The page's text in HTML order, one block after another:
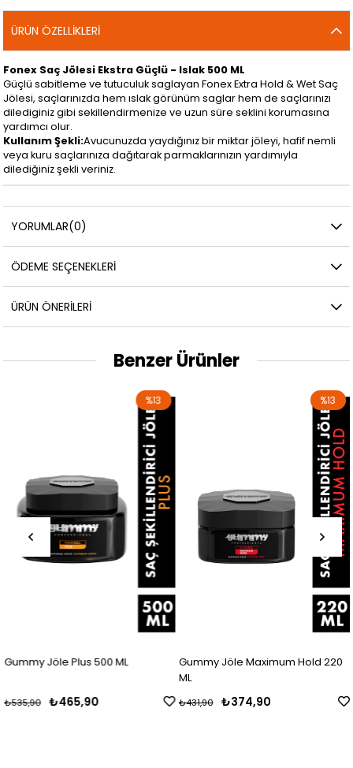
ÜRÜN ÖZELLIKLERI
Fonex Saç Jölesi Ekstra Güçlü - Islak 500 ML
Güçlü sabitleme ve tutuculuk saglayan Fonex Extra Hold & Wet Saç
Jölesi, saçlarınızda hem ıslak görünüm saglar hem de saçlarınızı
dilediginiz gibi sekillendirmenize ve uzun süre seklini korumasına
yardımcı olur.
Kullanım Şekli:Avucunuzda yaydığınız bir miktar jöleyi, hafif nemli
veya kuru saçlarınıza dağıtarak parmaklarınızın yardımıyla
dilediğiniz şekli veriniz.
YORUMLAR(0)
ÖDEME SEÇENEKLERI
ÜRÜN ÖNERILERI
Benzer Ürünler
Gummy Jöle Plus 500 ML
₺465,90
₺535,90
%13
Gummy Jöle Maximum Hold 220
ML
₺374,90
₺431,90
%13